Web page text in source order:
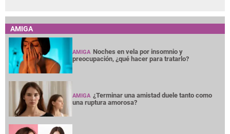
AMIGA
AMIGA Noches en vela por insomnio y
preocupación, ¿qué hacer para tratarlo?
AMIGA ¿Terminar una amistad duele tanto como
una ruptura amorosa?